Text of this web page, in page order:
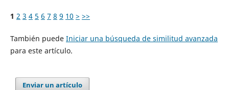
1 2 3 4 5 6 7 8 9 10 > >>
También puede Iniciar una búsqueda de similitud avanzada
para este artículo.
Enviar un artículo